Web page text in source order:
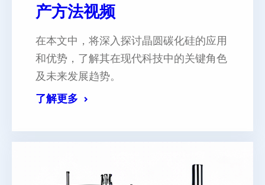
产方法视频
在本文中，将深入探讨晶圆碳化硅的应用
和优势，了解其在现代科技中的关键角色
及未来发展趋势。
了解更多